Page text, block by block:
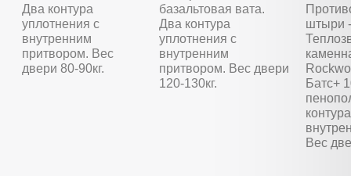
Два контура
уплотнения с
внутренним
притвором. Вес
двери 80-90кг.
базальтовая вата.
Два контура
уплотнения с
внутренним
притвором. Вес двери
120-130кг.
штыри
Батс+
Вес